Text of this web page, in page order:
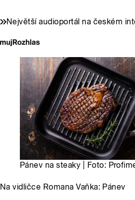
Největší audioportál na českém
Pánev na steaky | Foto:
Na vidličce Romana Vaňka: Pánev